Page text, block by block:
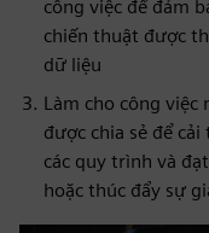
công việc để đảm
chiến thuật được
dữ liệu
Làm cho công việc
được chia sẻ để
các quy trình và
hoặc thúc đẩy sự